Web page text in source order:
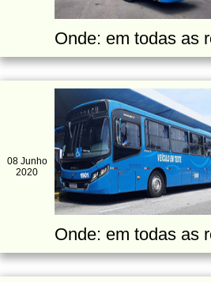
Onde: em todas as
08 Junho
2020
Onde: em todas as